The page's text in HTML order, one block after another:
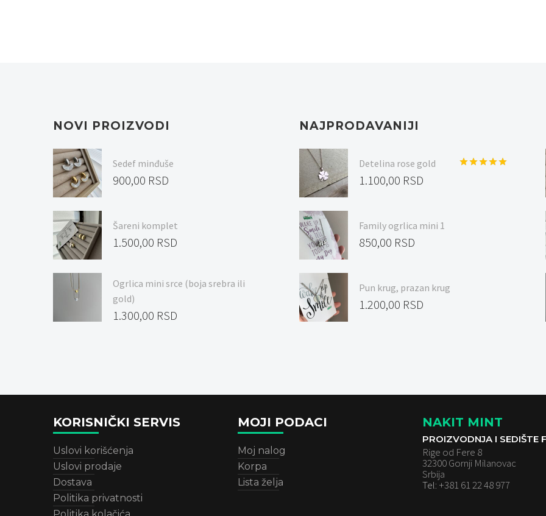
NOVI PROIZVODI
Sedef minđuše
900,00 RSD
Šareni komplet
1.500,00 RSD
Ogrlica mini srce (boja srebra ili
gold)
1.300,00 RSD
NAJPRODAVANIJI
Detelina rose gold
1.100,00 RSD
Family ogrlica mini 1
850,00 RSD
Pun krug, prazan krug
1.200,00 RSD
KORISNIČKI SERVIS
Uslovi korišćenja
Uslovi prodaje
Dostava
Politika privatnosti
MOJI PODACI
Moj nalog
Korpa
Lista želja
NAKIT MINT
PROIZVODNJA I SEDIŠTE
Rige od Fere 8
32300 Gornji Milanovac
Srbija
Tel: +381 61 22 48 977